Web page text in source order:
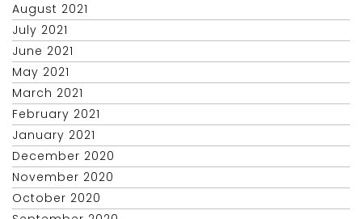
August 2021
July 2021
June 2021
May 2021
March 2021
February 2021
January 2021
December 2020
November 2020
October 2020